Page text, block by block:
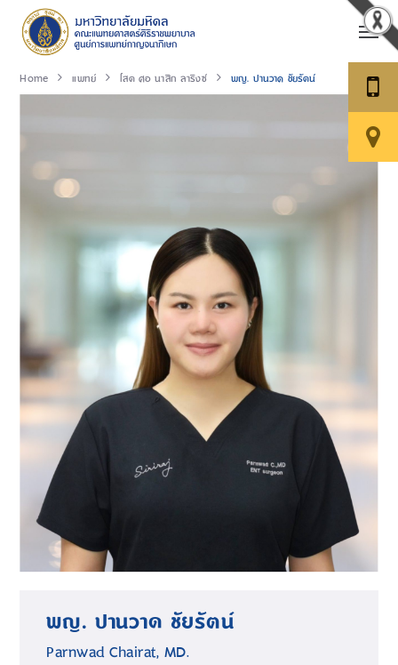
Home แพทย์ โสต ศอ นาสิก ลาริงซ์ พญ. ปานวาด ชัยรัตน์
พญ. ปานวาด ชัยรัตน์
Parnwad Chairat, MD.